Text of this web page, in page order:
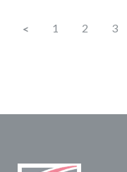
1 2 3